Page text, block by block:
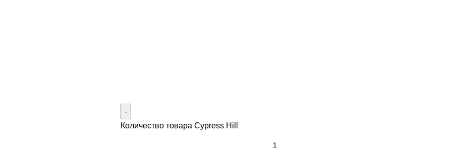
Количество товара Cypress Hill